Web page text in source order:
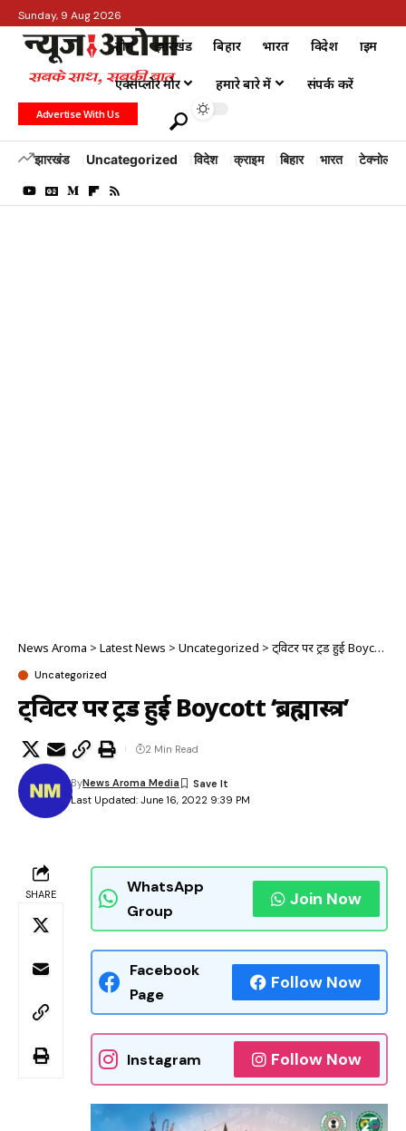
Sunday, 9 Aug 2026
होम झारखंड बिहार भारत विदेश क्राइम
एक्सप्लोर मोर हमारे बारे में संपर्क करें
Advertise With Us
झारखंड Uncategorized विदेश क्राइम बिहार भारत टेक्नोलॉजी
News Aroma > Latest News > Uncategorized > ट्विटर पर ट्रेंड हुई Boycott ‘ब्रह्मास्त्र’
Uncategorized
ट्विटर पर ट्रेंड हुई Boycott ‘ब्रह्मास्त्र’
Last Updated: June 16, 2022 9:39 PM
ByNews Aroma Media
2 Min Read
SHARE
WhatsApp
Group
Join Now
Facebook
Page
Follow Now
Instagram Follow Now